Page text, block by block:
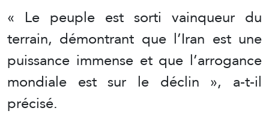
« Le peuple est sorti vainqueur du
terrain, démontrant que l’Iran est une
puissance immense et que l’arrogance
mondiale est sur le déclin », a-t-il
précisé.